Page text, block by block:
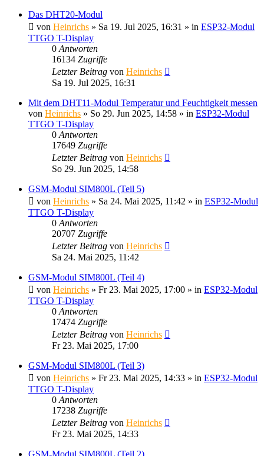
Das DHT20-Modul
von Heinrichs » Sa 19. Jul 2025, 16:31 » in ESP32-Modul
TTGO T-Display
0 Antworten
16134 Zugriffe
Letzter Beitrag von Heinrichs
Sa 19. Jul 2025, 16:31
Mit dem DHT11-Modul Temperatur und Feuchtigkeit messen
von Heinrichs » So 29. Jun 2025, 14:58 » in ESP32-Modul
TTGO T-Display
0 Antworten
17649 Zugriffe
Letzter Beitrag von Heinrichs
So 29. Jun 2025, 14:58
GSM-Modul SIM800L (Teil 5)
von Heinrichs » Sa 24. Mai 2025, 11:42 » in ESP32-Modul
TTGO T-Display
0 Antworten
20707 Zugriffe
Letzter Beitrag von Heinrichs
Sa 24. Mai 2025, 11:42
GSM-Modul SIM800L (Teil 4)
von Heinrichs » Fr 23. Mai 2025, 17:00 » in ESP32-Modul
TTGO T-Display
0 Antworten
17474 Zugriffe
Letzter Beitrag von Heinrichs
Fr 23. Mai 2025, 17:00
GSM-Modul SIM800L (Teil 3)
von Heinrichs » Fr 23. Mai 2025, 14:33 » in ESP32-Modul
TTGO T-Display
0 Antworten
17238 Zugriffe
Letzter Beitrag von Heinrichs
Fr 23. Mai 2025, 14:33
GSM-Modul SIM800L (Teil 2)